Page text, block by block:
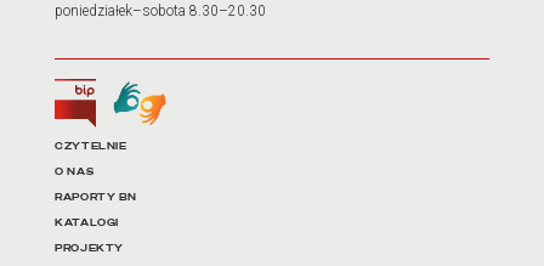
poniedziałek–sobota 8.30–20.30
Biuletyn Informacji Publicznej
Tłumacz języka migowego
Linki do najważniejszych
CZYTELNIE
O NAS
RAPORTY BN
KATALOGI
PROJEKTY